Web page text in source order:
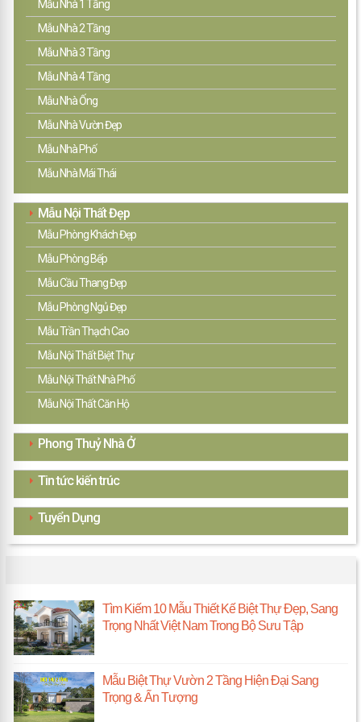
Mẫu Nhà 1 Tầng
Mẫu Nhà 2 Tầng
Mẫu Nhà 3 Tầng
Mẫu Nhà 4 Tầng
Mẫu Nhà Ống
Mẫu Nhà Vườn Đẹp
Mẫu Nhà Phố
Mẫu Nhà Mái Thái
Mẫu Nội Thất Đẹp
Mẫu Phòng Khách Đẹp
Mẫu Phòng Bếp
Mẫu Cầu Thang Đẹp
Mẫu Phòng Ngủ Đẹp
Mẫu Trần Thạch Cao
Mẫu Nội Thất Biệt Thự
Mẫu Nội Thất Nhà Phố
Mẫu Nội Thất Căn Hộ
Phong Thuỷ Nhà Ở
Tin tức kiến trúc
Tuyển Dụng
Tìm Kiếm 10 Mẫu Thiết Kế Biệt Thự Đẹp, Sang
Trọng Nhất Việt Nam Trong Bộ Sưu Tập
Mẫu Biệt Thự Vườn 2 Tầng Hiện Đại Sang
Trọng & Ấn Tượng